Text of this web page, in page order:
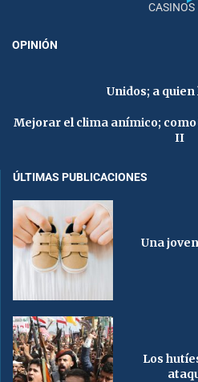
CASINOS
OPINIÓN
Unidos; a quien
Mejorar el clima anímico;
II
ÚLTIMAS PUBLICACIONES
Una
Los